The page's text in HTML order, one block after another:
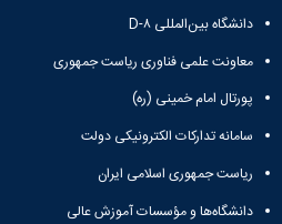
دانشگاه بین‌المللی D-۸
معاونت علمی فناوری ریاست جمهوری
پورتال امام خمینی (ره)
سامانه تدارکات الکترونیکی دولت
ریاست جمهوری اسلامی ایران
دانشگاه‌ها و مؤسسات آموزش عالی